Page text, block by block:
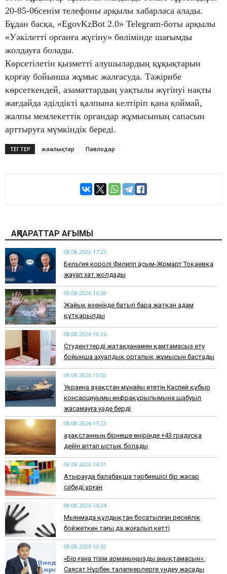
20-85-06сенім телефоны арқылы хабарласа алады.
Бұдан басқа, «EgovKzBot 2.0» Telegram-боты арқылы
«Уәкілетті органға жүгіну» бөлімінде шағымды
жолдауға болады.
Көрсетілетін қызметті алушылардың құқықтарын
қорғау бойынша жұмыс жалғасуда. Тәжірибе
көрсеткендей, азаматтардың уақтылы жүгінуі нақты
жағдайда әділдікті қалпына келтіріп қана қоймай,
жалпы мемлекеттік органдар жұмысының сапасын
арттыруға мүмкіндік береді.
ТЕГТЕР жаңалықтар Павлодар
АҚПАРАТТАР АҒЫМЫ
08.08.2026 17:25
Бельгия королі Филипп Қасым-Жомарт Тоқаевқа
жауап хат жолдады
08.08.2026 16:59
Жайық өзенінде батып бара жатқан адам
құтқарылды
08.08.2026 16:26
Студенттерді жатақханамен қамтамасыз ету
бойынша ахуалдық орталық жұмысын бастады
08.08.2026 15:52
Украина Қазақстан мұнайы өтетін Каспий құбыр
консарциуымы инфрақұрылымына шабуыл
жасамауға уәде берді
08.08.2026 15:23
Қазақстанның бірнеше өңірінде +43 градусқа
дейін аптап ыстық болады
08.08.2026 14:51
Атырауда балабақша тәрбиешісі бір жасар
сәбиді ұрған
08.08.2026 14:24
Мьянмада құлдықтан босатылған ресейлік
бойжеткен тағы да жоғалып кетті
08.08.2026 13:52
«Бір ғана тізім арманыңызды анықтамасын»:
Саясат Нұрбек талапкерлерге үндеу жасады